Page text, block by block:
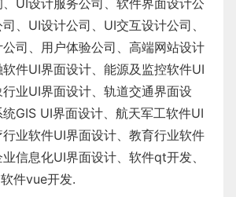
、 UI设计服务公司 、 软件界面设计公
、 UI设计公司 、 UI交互设计公司 、
司、 用户体验公司 、 高端网站设计
软件UI界面设计、 能源及监控软件UI
业UI界面设计、 轨道交通界面设
统GIS UI界面设计、 航天军工软件UI
行业软件UI界面设计、 教育行业软件
信息化UI界面设计、 软件qt开发、
软件vue开发.